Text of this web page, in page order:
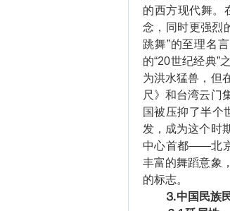
的西方现代舞。
念，同时更强烈
跳舞”的至理名
的“20世纪经典”
为洪水猛兽，但
尺》和台湾云门
国被压抑了半个
发，成为这个时
中心首都——北京
丰富的舞蹈意象
的标志。
⒊中国民族